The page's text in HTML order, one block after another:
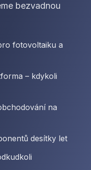
bezvadnou
fotovoltaiku a
– kdykoli
na
desítky let